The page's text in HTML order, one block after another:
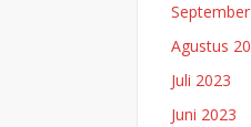
Agustus
Juli 2023
Juni 2023